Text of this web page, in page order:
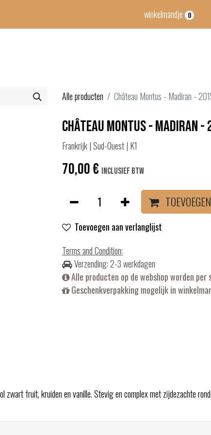
winkelmandje 0
Alle producten Château Montus - Madiran -
Château Montus - Madiran -
Frankrijk | Sud-Ouest | K1
70,00€ Inclusief btw
Toevoegen aan verlanglijst
Terms and Condition:
Verzending: 2-3 werkdagen
Alle producten op de webshop worden
Geschenkverpakking mogelijk in
fruit, kruiden en vanille. Stevig en complex met zijdezachte